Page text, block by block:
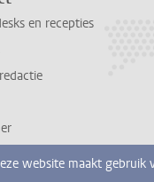
en recepties
website maakt gebruik